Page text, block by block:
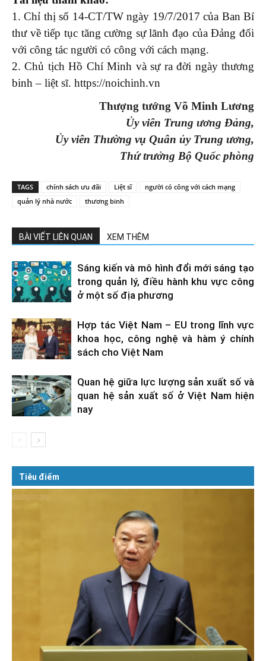
1. Chỉ thị số 14-CT/TW ngày 19/7/2017 của Ban Bí
thư về tiếp tục tăng cường sự lãnh đạo của Đảng đối
với công tác người có công với cách mạng.
2. Chủ tịch Hồ Chí Minh và sự ra đời ngày thương
binh – liệt sĩ. https://noichinh.vn
Thượng tướng Võ Minh Lương
Ủy viên Trung ương Đảng,
Ủy viên Thường vụ Quân ủy Trung ương,
Thứ trưởng Bộ Quốc phòng
TAGS chính sách ưu đãi Liệt sĩ
người có công với cách mạng
quản lý nhà nước
thương binh
BÀI VIẾT LIÊN QUAN XEM THÊM
Sáng kiến và mô hình đổi mới sáng tạo
trong quản lý, điều hành khu vực công
ở một số địa phương
Hợp tác Việt Nam – EU trong lĩnh vực
khoa học, công nghệ và hàm ý chính
sách cho Việt Nam
Quan hệ giữa lực lượng sản xuất số và
quan hệ sản xuất số ở Việt Nam hiện
nay
Tiêu điểm